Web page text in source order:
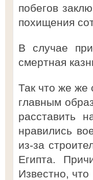
побегов
похищения
В случае
смертная
Так что же же
главным
расставить
нравились
из-за
Египта.
Известно, что